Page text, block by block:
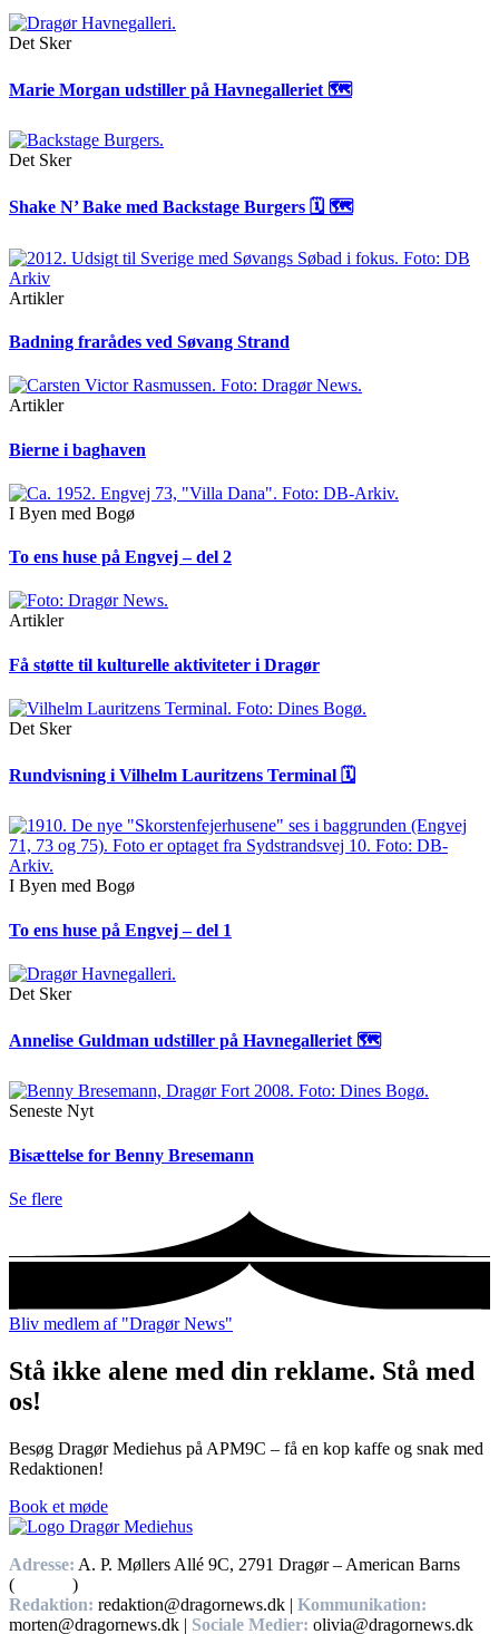
Det Sker
Marie Morgan udstiller på Havnegalleriet 🗺
Det Sker
Shake N’ Bake med Backstage Burgers 🗓 🗺
Artikler
Badning frarådes ved Søvang Strand
Artikler
Bierne i baghaven
I Byen med Bogø
To ens huse på Engvej – del 2
Artikler
Få støtte til kulturelle aktiviteter i Dragør
Det Sker
Rundvisning i Vilhelm Lauritzens Terminal 🗓
I Byen med Bogø
To ens huse på Engvej – del 1
Det Sker
Annelise Guldman udstiller på Havnegalleriet 🗺
Seneste Nyt
Bisættelse for Benny Bresemann
Se flere
Bliv medlem af "Dragør News"
Stå ikke alene med din reklame. Stå med
os!
Besøg Dragør Mediehus på APM9C – få en kop kaffe og snak med
Redaktionen!
Book et møde
Adresse: A. P. Møllers Allé 9C, 2791 Dragør – American Barns
(
)
Redaktion: redaktion@dragornews.dk | Kommunikation:
morten@dragornews.dk | Sociale Medier: olivia@dragornews.dk